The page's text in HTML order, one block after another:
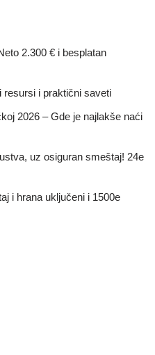
2.300 € i besplatan
resursi i praktični saveti
2026 – Gde je najlakše naći
uz osiguran smeštaj! 24e
i hrana uključeni i 1500e